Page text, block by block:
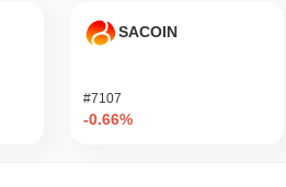
SACOIN
#7107
-0.66%